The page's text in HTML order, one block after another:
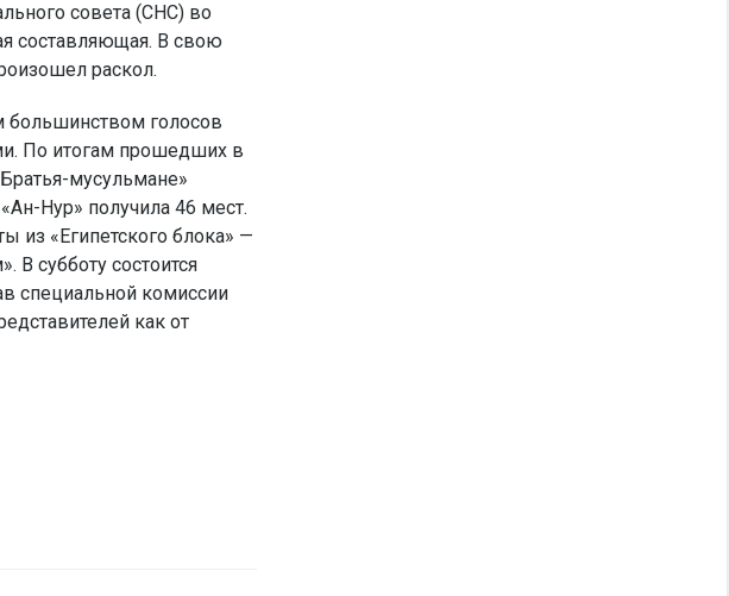
совета (СНС) во
составляющая. В свою
раскол.
большинством голосов
По итогам прошедших в
мусульмане»
Нур» получила 46 мест.
из «Египетского блока» —
В субботу состоится
специальной комиссии
как от